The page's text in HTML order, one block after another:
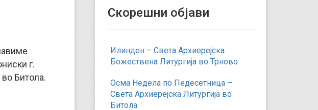
г.
Битола.
Скорешни објави
Илинден – Света Архиерејска
Божествена Литургија во Трново
Осма Недела по Педесетница –
Света Архиерејска Литургија во
Битола